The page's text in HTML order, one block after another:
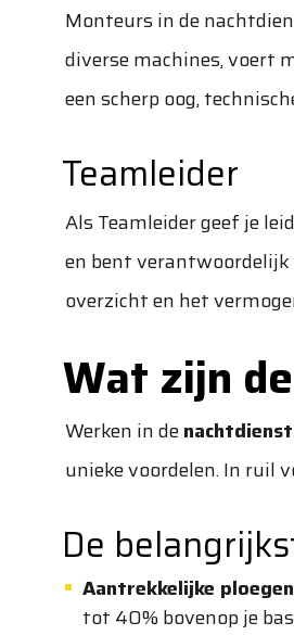
Monteurs in de
diverse machines, voert
een scherp oog,
Teamleider
Als Teamleider geef je
en bent
overzicht en het
Wat zijn
Werken in denachtdienst
unieke voordelen. In ruil
De
Aantrekkelijke
tot 40% bovenop je